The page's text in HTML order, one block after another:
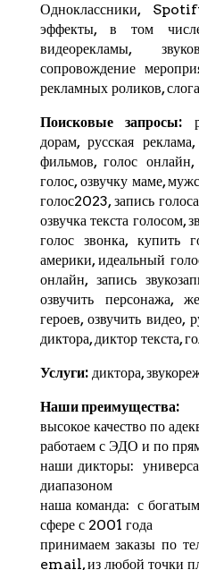
Одноклассники,
эффекты, в том
видеорекламы,
сопровождение
рекламных роликов,
Поисковые запросы:
дорам, русская
фильмов, голос онлайн,
голос, озвучку маме,
голос2023, запись
озвучка текста голосом,
голос звонка, купить
америки, идеальный
онлайн, запись
озвучить персонажа,
героев, озвучить видео,
диктора, диктор текста,
Услуги:диктора,
Наши преимущества:
высокое качество по
работаем с ЭДО и по
наши дикторы:
диапазоном
наша команда: с
сфере с 2001 года
принимаем заказы по
email, из любой точки